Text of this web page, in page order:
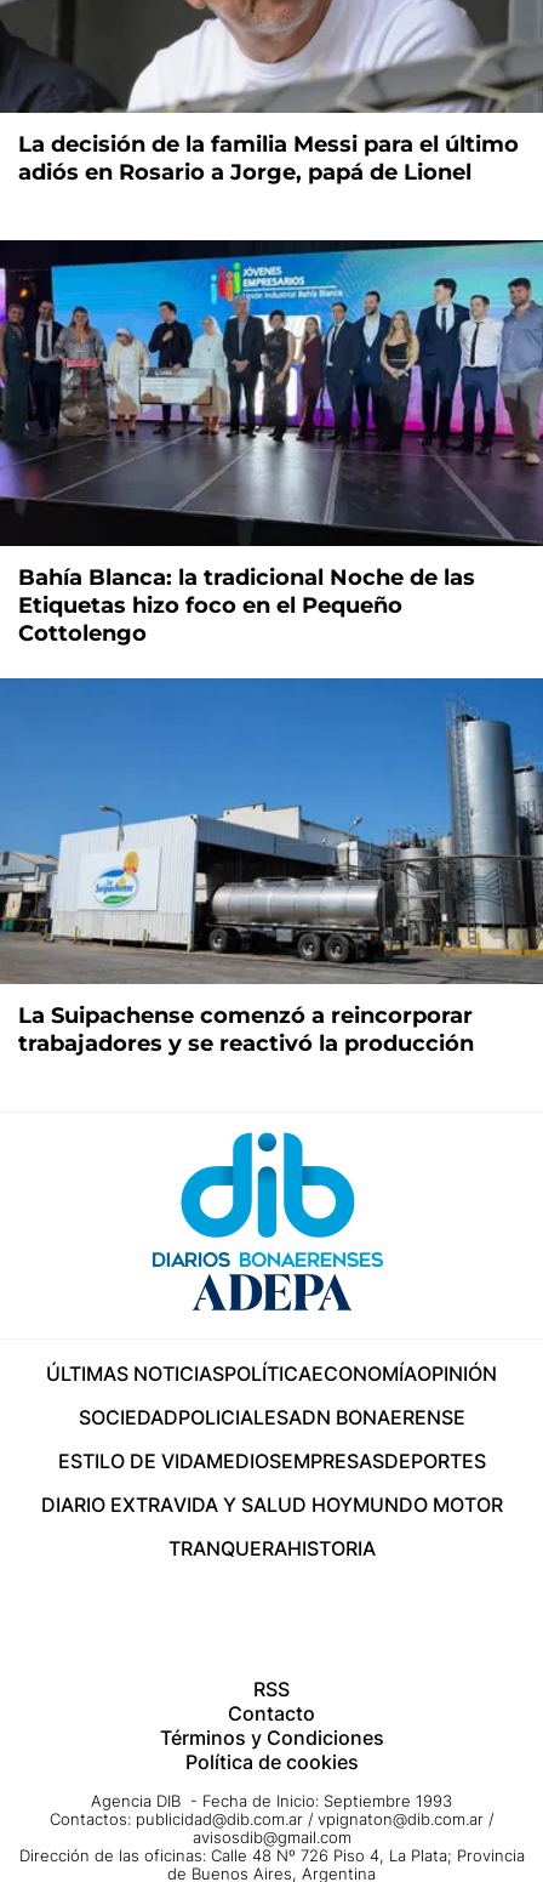
La decisión de la familia Messi para el último
adiós en Rosario a Jorge, papá de Lionel
Bahía Blanca: la tradicional Noche de las
Etiquetas hizo foco en el Pequeño
Cottolengo
La Suipachense comenzó a reincorporar
trabajadores y se reactivó la producción
ÚLTIMAS NOTICIASPOLÍTICAECONOMÍAOPINIÓN
SOCIEDADPOLICIALESADN BONAERENSE
ESTILO DE VIDAMEDIOSEMPRESASDEPORTES
DIARIO EXTRAVIDA Y SALUD HOYMUNDO MOTOR
TRANQUERAHISTORIA
RSS
Contacto
Términos y Condiciones
Política de cookies
Agencia DIB - Fecha de Inicio: Septiembre 1993
Contactos: publicidad@dib.com.ar / vpignaton@dib.com.ar /
avisosdib@gmail.com
Dirección de las oficinas: Calle 48 Nº 726 Piso 4, La Plata; Provincia
de Buenos Aires, Argentina